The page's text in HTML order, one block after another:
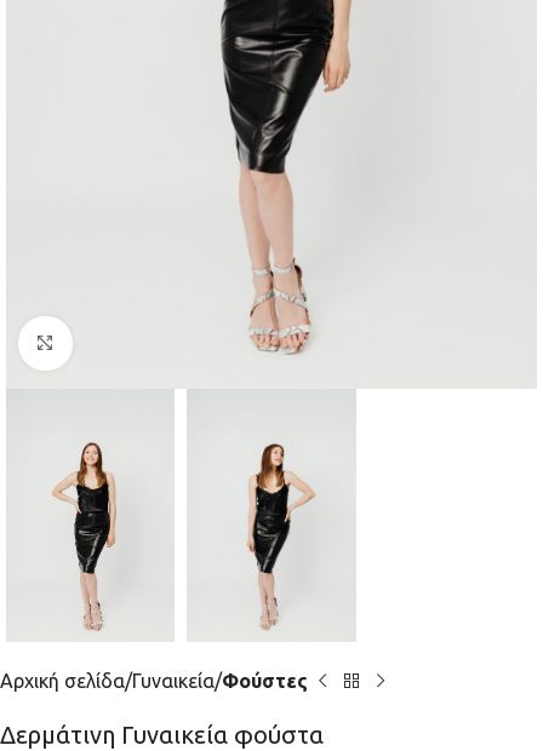
Προβολή
Αρχική σελίδα Γυναικεία Φούστες
Δερμάτινη Γυναικεία φούστα